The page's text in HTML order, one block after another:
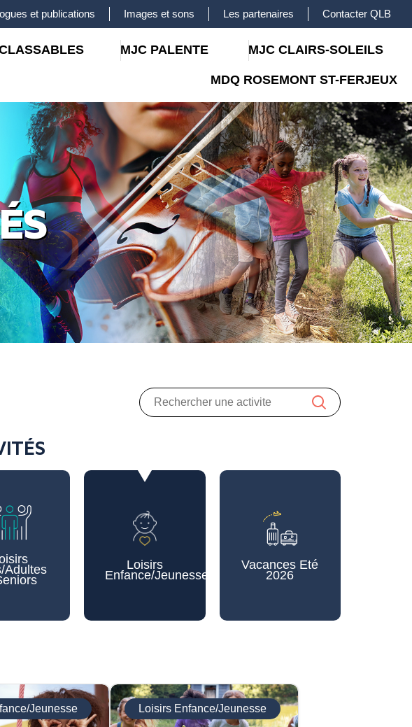
et publications Images et sons Les partenaires Contacter QLB
MJC PALENTE MJC CLAIRS-SOLEILS
MDQ ROSEMONT ST-FERJEUX
Adultes Loisirs
Enfance/Jeunesse
Vacances Eté
2026
Jeunesse Loisirs Enfance/Jeunesse